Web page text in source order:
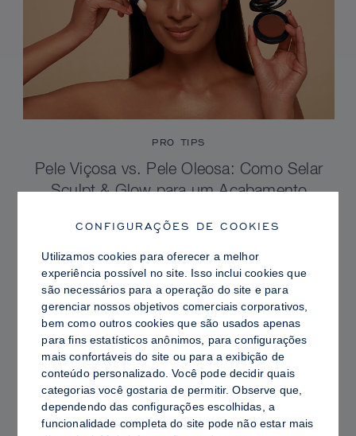
PRO TIPS
Pele Viçosa vs. Pele Oleosa: Como Selar
Sculpt & Glow para um Acabamento
CONFIGURAÇÕES DE COOKIES
Utilizamos cookies para oferecer a melhor
experiência possível no site. Isso inclui cookies que
são necessários para a operação do site e para
gerenciar nossos objetivos comerciais corporativos,
bem como outros cookies que são usados ​​apenas
para fins estatísticos anônimos, para configurações
mais confortáveis ​​do site ou para a exibição de
conteúdo personalizado. Você pode decidir quais
categorias você gostaria de permitir. Observe que,
dependendo das configurações escolhidas, a
funcionalidade completa do site pode não estar mais